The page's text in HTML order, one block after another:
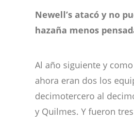
Newell’s atacó y no
hazaña menos
Al año siguiente y
ahora eran dos los
decimotercero al
y Quilmes. Y fueron